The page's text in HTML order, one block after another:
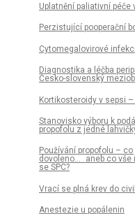
Uplatnění paliativní
Perzistující pooperační
Cytomegalovirové
Diagnostika a léčba
Česko-slovenský
Kortikosteroidy v sepsi
Stanovisko výboru k
propofolu z jedné
Používání propofolu –
dovoleno... aneb co vše
se SPC?
Vrací se plná krev do
Anestezie u popálenin